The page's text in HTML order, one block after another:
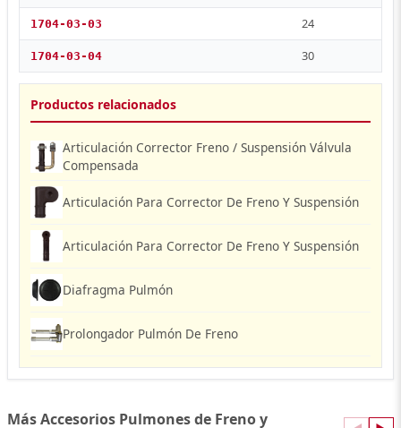
1704-03-03 24
1704-03-04 30
Productos relacionados
Articulación Corrector Freno / Suspensión Válvula
Compensada
Articulación Para Corrector De Freno Y Suspensión
Articulación Para Corrector De Freno Y Suspensión
Diafragma Pulmón
Prolongador Pulmón De Freno
Más Accesorios Pulmones de Freno y